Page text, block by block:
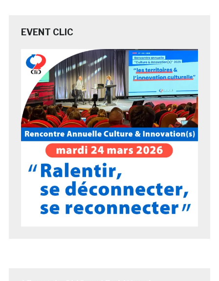
EVENT CLIC